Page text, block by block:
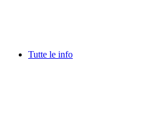
Tutte le info